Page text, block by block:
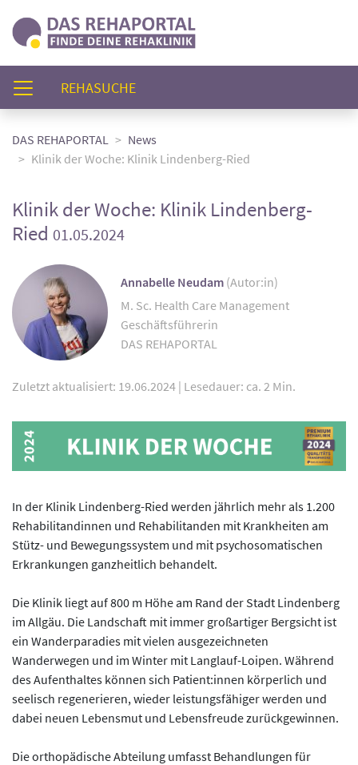
REHASUCHE(AKTUELL)
DAS REHAPORTAL
News
Klinik der Woche: Klinik Lindenberg-Ried
Klinik der Woche: Klinik Lindenberg-
Ried 01.05.2024
Annabelle Neudam (Autor:in)
M. Sc. Health Care Management
Geschäftsführerin
DAS REHAPORTAL
Zuletzt aktualisiert: 19.06.2024 | Lesedauer: ca. 2 Min.
In der Klinik Lindenberg-Ried werden jährlich mehr als 1.200
Rehabilitandinnen und Rehabilitanden mit Krankheiten am
Stütz- und Bewegungssystem und mit psychosomatischen
Erkrankungen ganzheitlich behandelt.
Die Klinik liegt auf 800 m Höhe am Rand der Stadt Lindenberg
im Allgäu. Die Landschaft mit immer großartiger Bergsicht ist
ein Wanderparadies mit vielen ausgezeichneten
Wanderwegen und im Winter mit Langlauf-Loipen. Während
des Aufenthaltes können sich Patient:innen körperlich und
seelisch regenerieren, wieder leistungsfähiger werden und
dabei neuen Lebensmut und Lebensfreude zurückgewinnen.
Die orthopädische Abteilung umfasst Behandlungen für